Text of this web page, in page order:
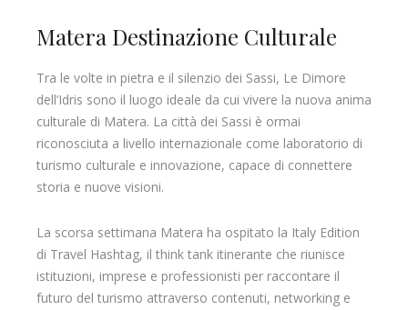
Matera Destinazione Culturale
Tra le volte in pietra e il silenzio dei Sassi, Le Dimore
dell’Idris sono il luogo ideale da cui vivere la nuova anima
culturale di Matera. La città dei Sassi è ormai
riconosciuta a livello internazionale come laboratorio di
turismo culturale e innovazione, capace di connettere
storia e nuove visioni.
La scorsa settimana Matera ha ospitato la Italy Edition
di Travel Hashtag, il think tank itinerante che riunisce
istituzioni, imprese e professionisti per raccontare il
futuro del turismo attraverso contenuti, networking e